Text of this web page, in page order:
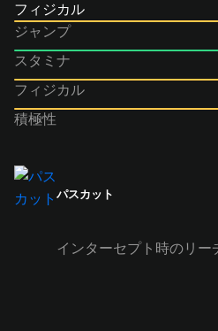
フィジカル
ジャンプ
スタミナ
フィジカル
積極性
パスカット
インターセプト時のリー